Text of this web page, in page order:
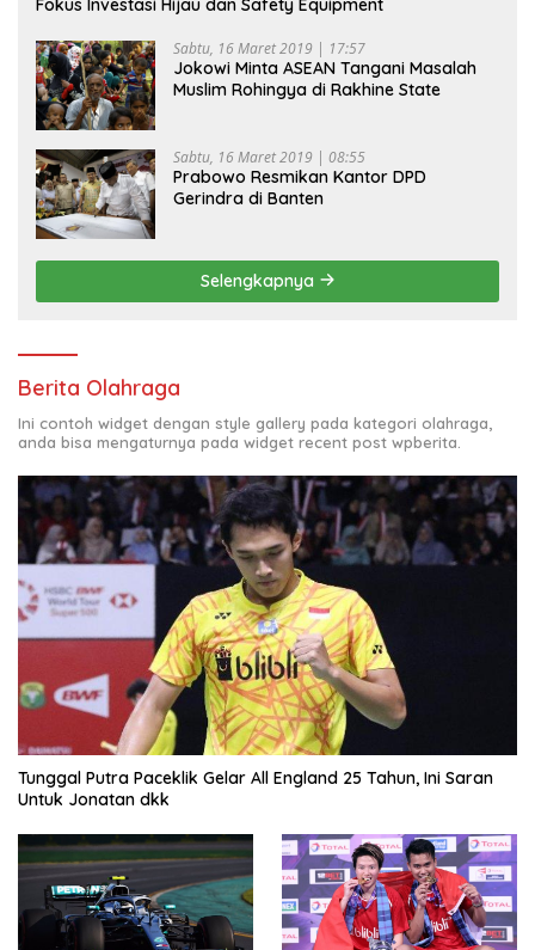
Fokus Investasi Hijau dan Safety Equipment
Sabtu, 16 Maret 2019 | 17:57
Jokowi Minta ASEAN Tangani Masalah
Muslim Rohingya di Rakhine State
Sabtu, 16 Maret 2019 | 08:55
Prabowo Resmikan Kantor DPD
Gerindra di Banten
Selengkapnya
Berita Olahraga
Ini contoh widget dengan style gallery pada kategori olahraga,
anda bisa mengaturnya pada widget recent post wpberita.
Tunggal Putra Paceklik Gelar All England 25 Tahun, Ini Saran
Untuk Jonatan dkk